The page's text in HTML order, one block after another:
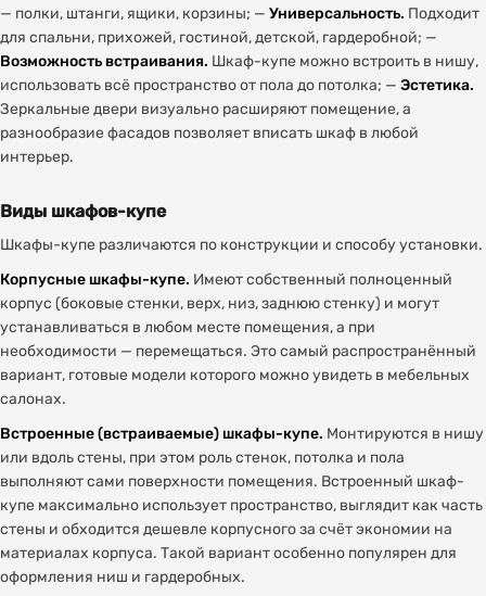
— полки, штанги, ящики, корзины; — Универсальность. Подходит
для спальни, прихожей, гостиной, детской, гардеробной; —
Возможность встраивания. Шкаф-купе можно встроить в нишу,
использовать всё пространство от пола до потолка; — Эстетика.
Зеркальные двери визуально расширяют помещение, а
разнообразие фасадов позволяет вписать шкаф в любой
интерьер.
Виды шкафов-купе
Шкафы-купе различаются по конструкции и способу установки.
Корпусные шкафы-купе. Имеют собственный полноценный
корпус (боковые стенки, верх, низ, заднюю стенку) и могут
устанавливаться в любом месте помещения, а при
необходимости — перемещаться. Это самый распространённый
вариант, готовые модели которого можно увидеть в мебельных
салонах.
Встроенные (встраиваемые) шкафы-купе. Монтируются в нишу
или вдоль стены, при этом роль стенок, потолка и пола
выполняют сами поверхности помещения. Встроенный шкаф-
купе максимально использует пространство, выглядит как часть
стены и обходится дешевле корпусного за счёт экономии на
материалах корпуса. Такой вариант особенно популярен для
оформления ниш и гардеробных.